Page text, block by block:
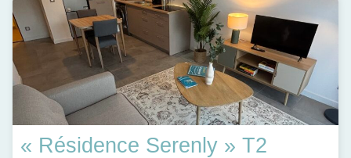
« Résidence Serenly » T2